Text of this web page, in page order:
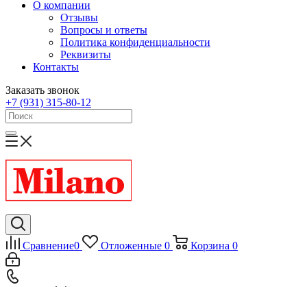
О компании
Отзывы
Вопросы и ответы
Политика конфиденциальности
Реквизиты
Контакты
Заказать звонок
+7 (931) 315-80-12
Сравнение0 Отложенные 0 Корзина 0